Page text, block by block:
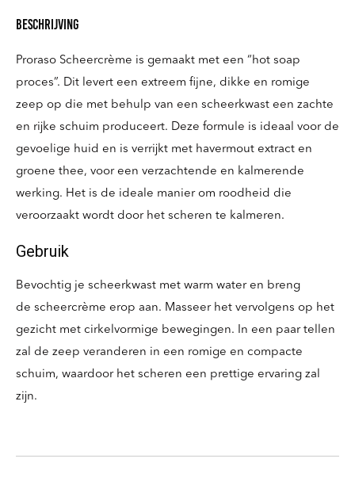
Beschrijving
Proraso Scheercrème is gemaakt met een “hot soap
proces”. Dit levert een extreem fijne, dikke en romige
zeep op die met behulp van een scheerkwast een zachte
en rijke schuim produceert. Deze formule is ideaal voor de
gevoelige huid en is verrijkt met havermout extract en
groene thee, voor een verzachtende en kalmerende
werking. Het is de ideale manier om roodheid die
veroorzaakt wordt door het scheren te kalmeren.
Gebruik
Bevochtig je scheerkwast met warm water en breng
de scheercrème erop aan. Masseer het vervolgens op het
gezicht met cirkelvormige bewegingen. In een paar tellen
zal de zeep veranderen in een romige en compacte
schuim, waardoor het scheren een prettige ervaring zal
zijn.